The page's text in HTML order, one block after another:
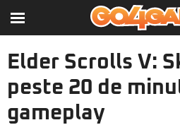
Elder Scrolls V:
peste 20 de
gameplay